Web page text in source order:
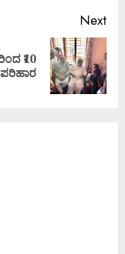
Next
₹10
ಪರಿಹಾರ